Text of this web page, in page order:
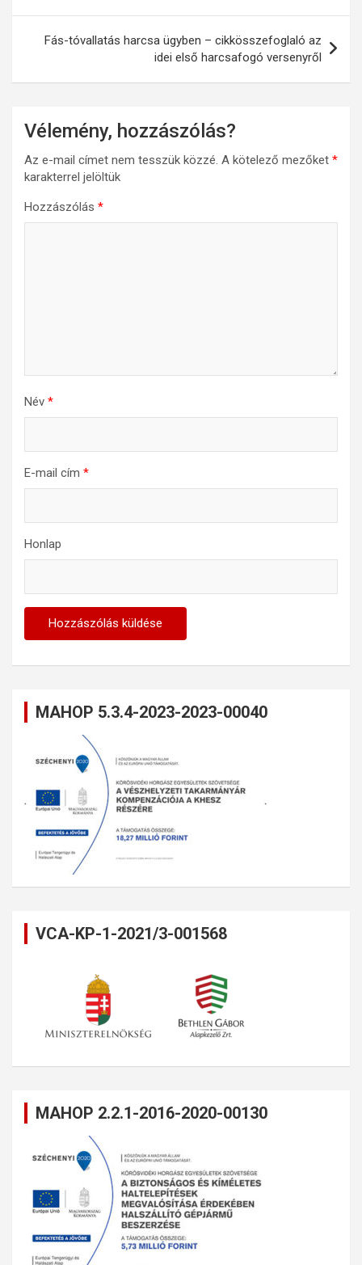
Fás-tóvallatás harcsa ügyben – cikkösszefoglaló az
idei első harcsafogó versenyről
Vélemény, hozzászólás?
Az e-mail címet nem tesszük közzé. A kötelező mezőket *
karakterrel jelöltük
Hozzászólás *
Név *
E-mail cím *
Honlap
MAHOP 5.3.4-2023-2023-00040
VCA-KP-1-2021/3-001568
MAHOP 2.2.1-2016-2020-00130